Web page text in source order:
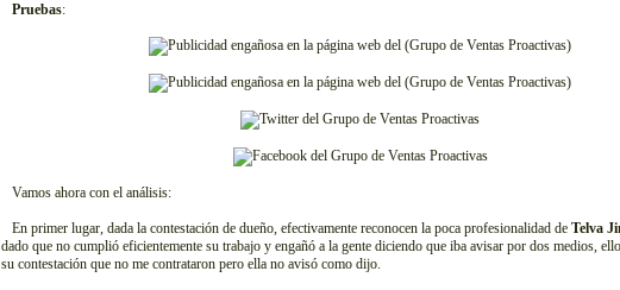
Pruebas:
Vamos ahora con el análisis:
En primer lugar, dada la contestación de dueño, efectivamente reconocen la poca profesionalidad de Telva
dado que no cumplió eficientemente su trabajo y engañó a la gente diciendo que iba avisar por dos medios,
su contestación que no me contrataron pero ella no avisó como dijo.